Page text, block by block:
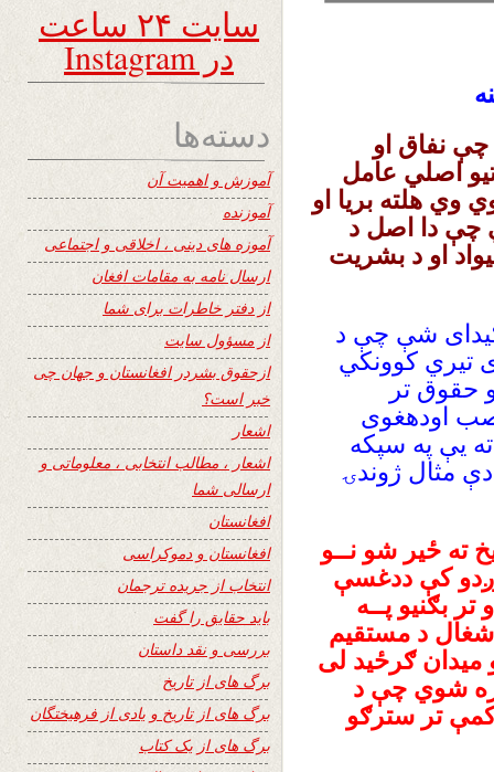
نفاق او
اصلي عامل
وي هلته بریا او
چې دا اصل د
او د بشریت
کیدای شې چې د
تیري کوونکي
حقوق تر
اودهغوی
یې په سپکه
مثال ژوندۍ
ته ځیر شو نــو
کې ددغسې
بګنیو پــه
د مستقیم
میدان ګرځید لی
شوي چې د
کمې تر سترګو
سایت ۲۴ ساعت
در Instagram
دسته‌ها
آموزش و اهمیت آن
آموزنده
آموزه های دینی ، اخلاقی و اجتماعی
ارسال نامه به مقامات افغان
از دفتر خاطرات برای شما
از مسؤول سایت
ازحقوق بشردر افغانستان و جهان چی
خبر است؟
اشعار
اشعار ، مطالب انتخابی ، معلوماتی و
ارسالی شما
افغانستان
افغانستان و دموکراسی
انتخاب از جریده ترجمان
باید حقایق را گفت
بررسی و نقد داستان
برگ های از تاریخ
برگ های از تاریخ و یادی از فرهیختگان
برگ های از یک کتاب